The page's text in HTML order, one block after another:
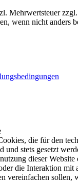
Mehrwertsteuer zzgl.
wenn nicht anders
die für den
und stets gesetzt
dieser Website
die Interaktion mit
vereinfachen sollen,